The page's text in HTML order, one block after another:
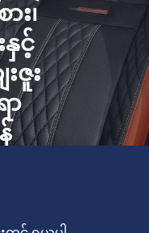
း၊
နှင့်
ဇူး
ာ